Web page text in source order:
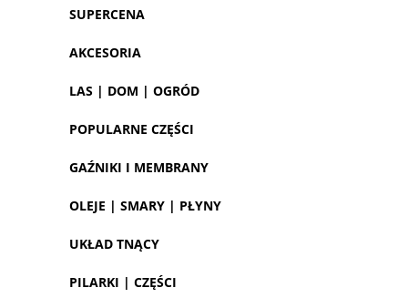
SUPERCENA
AKCESORIA
LAS | DOM | OGRÓD
POPULARNE CZĘŚCI
GAŹNIKI I MEMBRANY
OLEJE | SMARY | PŁYNY
UKŁAD TNĄCY
PILARKI | CZĘŚCI